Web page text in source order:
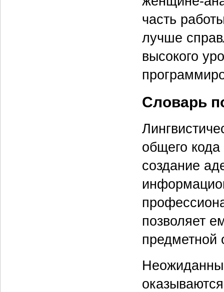
часть
лучше
высокого
Словарь
общего
создание
позволяет
предметной